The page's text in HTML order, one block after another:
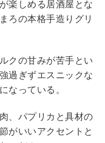
楽しめる居酒屋とな
ろの本格手造りグリ
クの甘みが苦手とい
過ぎずエスニックな
なっている。
、パプリカと具材の
がいいアクセントと